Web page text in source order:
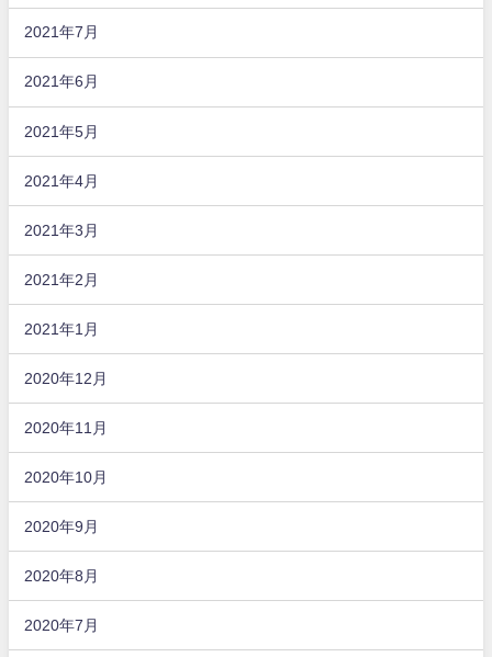
2021年7月
2021年6月
2021年5月
2021年4月
2021年3月
2021年2月
2021年1月
2020年12月
2020年11月
2020年10月
2020年9月
2020年8月
2020年7月